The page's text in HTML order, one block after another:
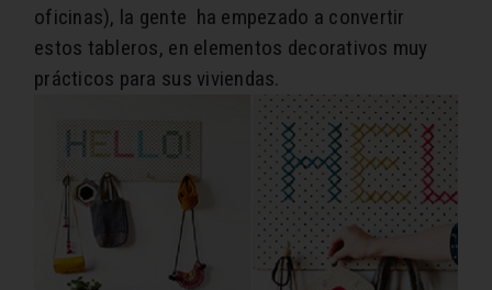
oficinas), la gente ha empezado a convertir
estos tableros, en elementos decorativos muy
prácticos para sus viviendas.